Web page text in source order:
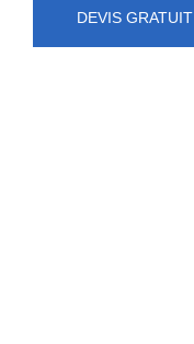
DEVIS GRATUIT